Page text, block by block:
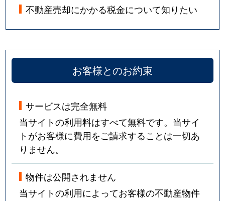
不動産売却にかかる税金について知りたい
お客様とのお約束
サービスは完全無料
当サイトの利用料はすべて無料です。当サイ
トがお客様に費用をご請求することは一切あ
りません。
物件は公開されません
当サイトの利用によってお客様の不動産物件